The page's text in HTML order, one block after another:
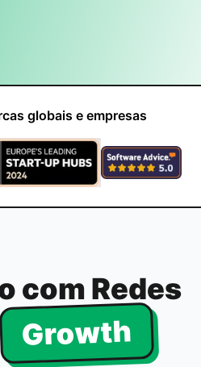
globais e empresas
com Redes
Growth